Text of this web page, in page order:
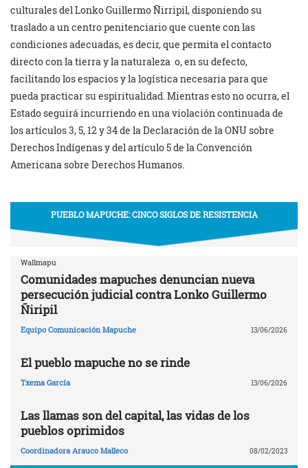
culturales del Lonko Guillermo Ñirripil, disponiendo su
traslado a un centro penitenciario que cuente con las
condiciones adecuadas, es decir, que permita el contacto
directo con la tierra y la naturaleza o, en su defecto,
facilitando los espacios y la logística necesaria para que
pueda practicar su espiritualidad. Mientras esto no ocurra, el
Estado seguirá incurriendo en una violación continuada de
los artículos 3, 5, 12 y 34 de la Declaración de la ONU sobre
Derechos Indígenas y del artículo 5 de la Convención
Americana sobre Derechos Humanos.
PUEBLO MAPUCHE: CINCO SIGLOS DE RESISTENCIA
Wallmapu
Comunidades mapuches denuncian nueva
persecución judicial contra Lonko Guillermo
Ñiripil
Equipo Comunicación Mapuche 13/06/2026
El pueblo mapuche no se rinde
Txema García 13/06/2026
Las llamas son del capital, las vidas de los
pueblos oprimidos
Coordinadora Arauco Malleco 08/02/2023